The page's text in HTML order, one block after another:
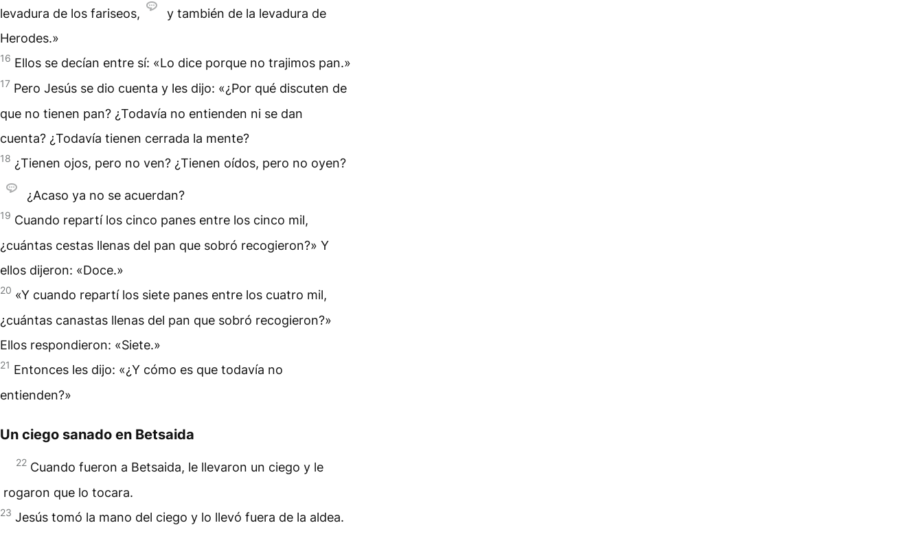
levadura de los fariseos,
y también de la levadura de
Herodes.»
16 Ellos se decían entre sí: «Lo dice porque no trajimos pan.»
17 Pero Jesús se dio cuenta y les dijo: «¿Por qué discuten de
que no tienen pan? ¿Todavía no entienden ni se dan
cuenta? ¿Todavía tienen cerrada la mente?
18 ¿Tienen ojos, pero no ven? ¿Tienen oídos, pero no oyen?
¿Acaso ya no se acuerdan?
19 Cuando repartí los cinco panes entre los cinco mil,
¿cuántas cestas llenas del pan que sobró recogieron?» Y
ellos dijeron: «Doce.»
20 «Y cuando repartí los siete panes entre los cuatro mil,
¿cuántas canastas llenas del pan que sobró recogieron?»
Ellos respondieron: «Siete.»
21 Entonces les dijo: «¿Y cómo es que todavía no
entienden?»
Un ciego sanado en Betsaida
22 Cuando fueron a Betsaida, le llevaron un ciego y le
rogaron que lo tocara.
23 Jesús tomó la mano del ciego y lo llevó fuera de la aldea.